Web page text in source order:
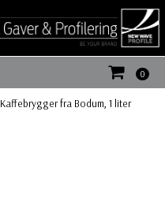
0
Kaffebrygger fra Bodum, 1 liter